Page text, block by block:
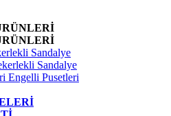
Sandalye
Sandalye
Engelli Pusetleri